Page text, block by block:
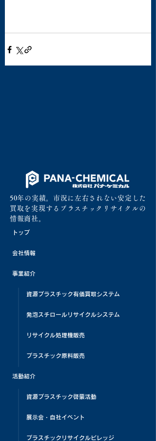
50年の実績。市況に左右されない安定した
買取を実現するプラスチックリサイクルの
情報商社。
トップ
会社情報
事業紹介
資源プラスチック有価買取システム
発泡スチロールリサイクルシステム
リサイクル処理機販売
プラスチック原料販売
活動紹介
資源プラスチック啓蒙活動
展示会・自社イベント
プラスチックリサイクルビレッジ